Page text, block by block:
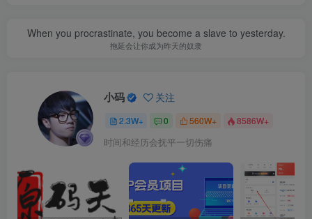
When you procrastinate, you become a slave to yesterday.
拖延会让你成为昨天的奴隶
小码 关注
2.3W+ 0 560W+ 8586W+
时间和经历会抚平一切伤痛